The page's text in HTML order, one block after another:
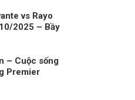
vs Rayo
2025 – Bầy
– Cuộc sống
Premier